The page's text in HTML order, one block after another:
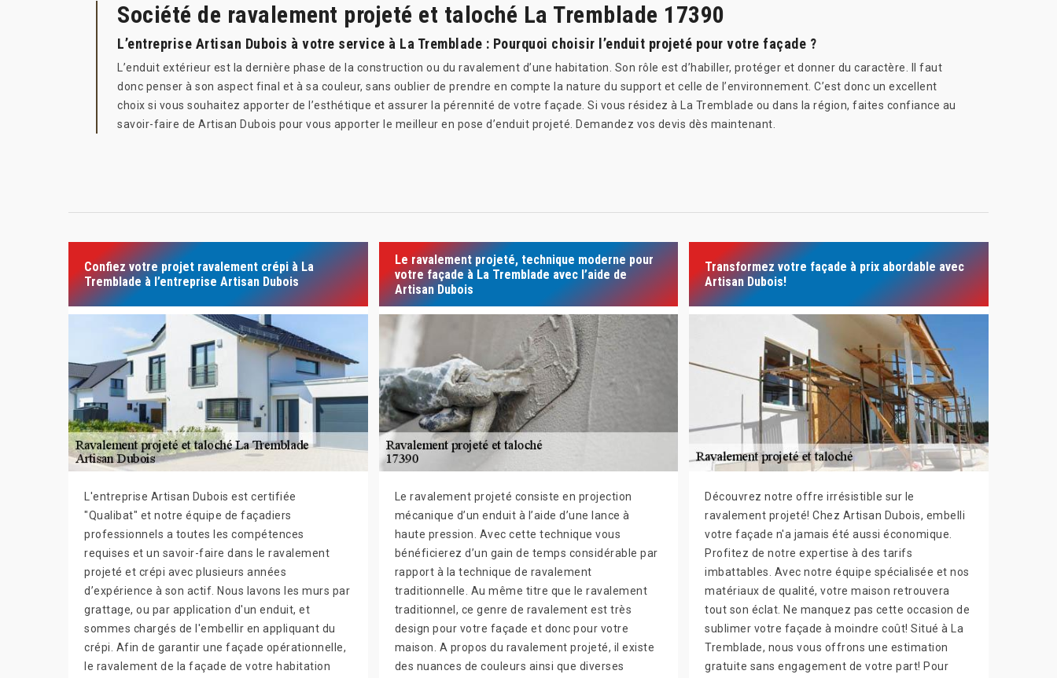
Société de ravalement projeté et taloché La Tremblade 17390
L’entreprise Artisan Dubois à votre service à La Tremblade : Pourquoi choisir l’enduit projeté pour votre façade ?
L’enduit extérieur est la dernière phase de la construction ou du ravalement d’une habitation. Son rôle est d’habiller, protéger et donner du caractère. Il faut
donc penser à son aspect final et à sa couleur, sans oublier de prendre en compte la nature du support et celle de l’environnement. C’est donc un excellent
choix si vous souhaitez apporter de l’esthétique et assurer la pérennité de votre façade. Si vous résidez à La Tremblade ou dans la région, faites confiance au
savoir-faire de Artisan Dubois pour vous apporter le meilleur en pose d’enduit projeté. Demandez vos devis dès maintenant.
Confiez votre projet ravalement crépi à La
Tremblade à l’entreprise Artisan Dubois
L'entreprise Artisan Dubois est certifiée
"Qualibat" et notre équipe de façadiers
professionnels a toutes les compétences
requises et un savoir-faire dans le ravalement
projeté et crépi avec plusieurs années
d’expérience à son actif. Nous lavons les murs par
grattage, ou par application d'un enduit, et
sommes chargés de l'embellir en appliquant du
crépi. Afin de garantir une façade opérationnelle,
le ravalement de la façade de votre habitation
Le ravalement projeté, technique moderne pour
votre façade à La Tremblade avec l’aide de
Artisan Dubois
Le ravalement projeté consiste en projection
mécanique d’un enduit à l’aide d’une lance à
haute pression. Avec cette technique vous
bénéficierez d’un gain de temps considérable par
rapport à la technique de ravalement
traditionnelle. Au même titre que le ravalement
traditionnel, ce genre de ravalement est très
design pour votre façade et donc pour votre
maison. A propos du ravalement projeté, il existe
des nuances de couleurs ainsi que diverses
Transformez votre façade à prix abordable avec
Artisan Dubois!
Découvrez notre offre irrésistible sur le
ravalement projeté! Chez Artisan Dubois, embelli
votre façade n'a jamais été aussi économique.
Profitez de notre expertise à des tarifs
imbattables. Avec notre équipe spécialisée et nos
matériaux de qualité, votre maison retrouvera
tout son éclat. Ne manquez pas cette occasion de
sublimer votre façade à moindre coût! Situé à La
Tremblade, nous vous offrons une estimation
gratuite sans engagement de votre part! Pour